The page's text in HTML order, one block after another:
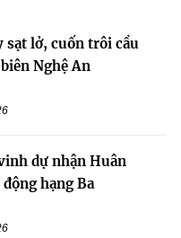
sạt lở, cuốn trôi cầu
Nghệ An
dự nhận Huân
hạng Ba